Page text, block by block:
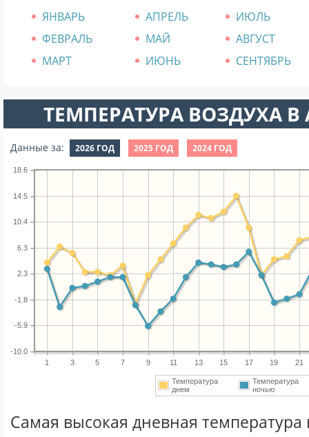
ЯНВАРЬ АПРЕЛЬ
ИЮЛЬ
ФЕВРАЛЬ
МАЙ
АВГУСТ
МАРТ
ИЮНЬ СЕНТЯБРЬ
ТЕМПЕРАТУРА ВОЗДУХА В
Данные за: 2026 ГОД 2025 ГОД 2024 ГОД
1 3 5 7 9 11 13 15 17 19 21
-10.0
-5.9
-1.8
2.3
6.3
10.4
14.5
18.6
Температура
днем
Температура
ночью
Самая высокая дневная температура